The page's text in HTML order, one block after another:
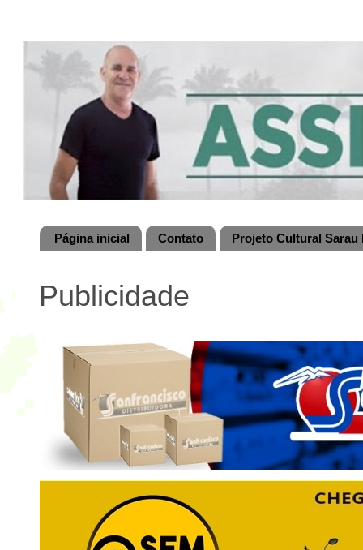
Página inicial Contato Projeto Cultural
Publicidade